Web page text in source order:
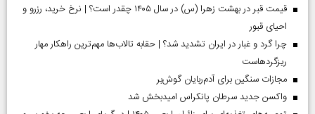
قیمت قبر در بهشت زهرا (س) در سال ۱۴۰۵ چقدر است؟ | نرخ خرید، رزرو و
احیای قبور
چرا گرد و غبار در ایران تشدید شد؟ | حقابه تالاب‌ها مهم‌ترین راهکار مهار
ریزگردهاست
مجازات سنگین برای آدم‌ربایان گوش‌بر
واکسن جدید سرطان پانکراس امیدبخش شد